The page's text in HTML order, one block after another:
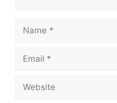
Name
Email
Website